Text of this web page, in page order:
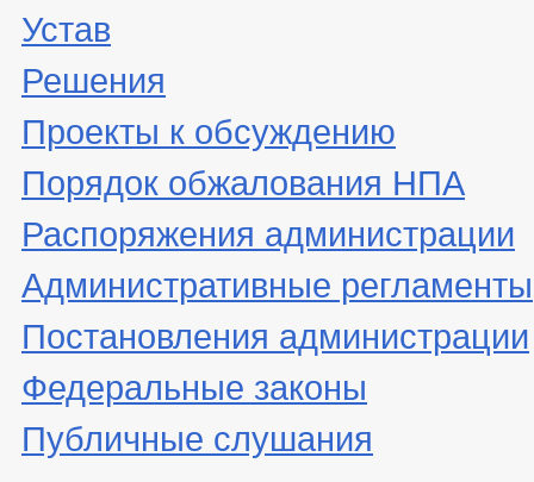
Устав
Решения
Проекты к обсуждению
Порядок обжалования НПА
Распоряжения администрации
Административные регламенты
Постановления администрации
Федеральные законы
Публичные слушания